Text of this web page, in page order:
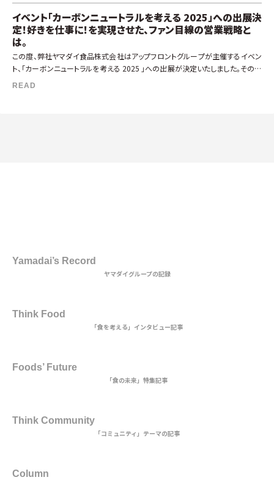
イベント「カーボンニュートラルを考える 2025」への出展決
定！好きを仕事に！を実現させた、ファン目線の営業戦略と
は。
この度、弊社ヤマダイ食品株式会社はアップフロントグループが主催するイベン
ト、「カーボンニュートラルを考える 2025 」への出展が決定いたしました。その先
駆けとして、このイベントへの出展のきっかけを作り、現在も担当として […]
READ
Yamadai’s Record
ヤマダイグループの記録
Think Food
「食を考える」インタビュー記事
Foods’ Future
「食の未来」特集記事
Think Community
「コミュニティ」テーマの記事
Column